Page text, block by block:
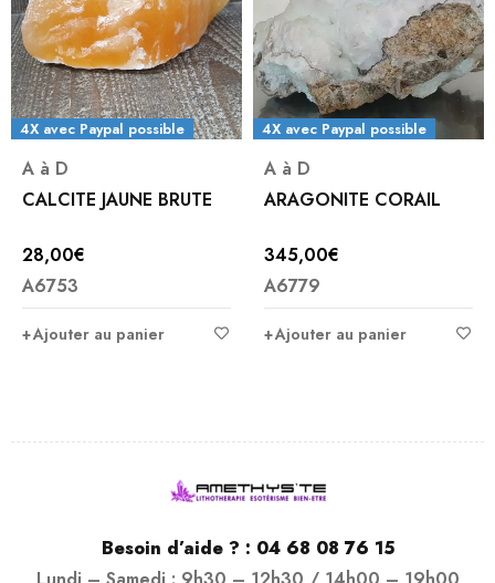
4X avec Paypal possible
A à D
CALCITE JAUNE BRUTE
28,00€
A6753
Ajouter au panier
4X avec Paypal possible
A à D
ARAGONITE CORAIL
345,00€
A6779
Ajouter au panier
Besoin d’aide ? : 04 68 08 76 15